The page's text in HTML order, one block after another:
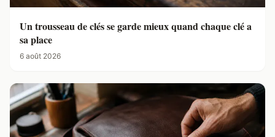
Un trousseau de clés se garde mieux quand chaque clé a
sa place
6 août 2026